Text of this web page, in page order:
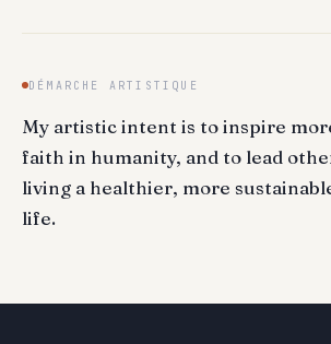
DÉMARCHE ARTISTIQUE
My artistic intent is to inspire
faith in humanity, and to lead
living a healthier, more
life.